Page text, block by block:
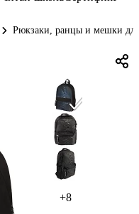
Рюкзаки, ранцы и мешки
+8